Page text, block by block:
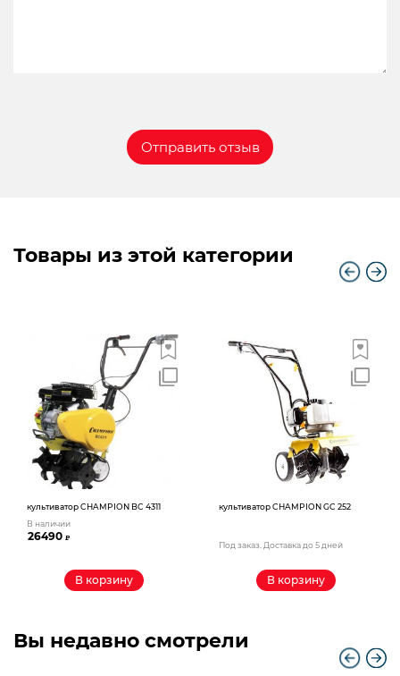
Товары из этой категории
культиватор CHAMPION BC 4311
В наличии
26490₽
В корзину
культиватор CHAMPION GC 252
Под заказ. Доставка до 5 дней
В корзину
Вы недавно смотрели